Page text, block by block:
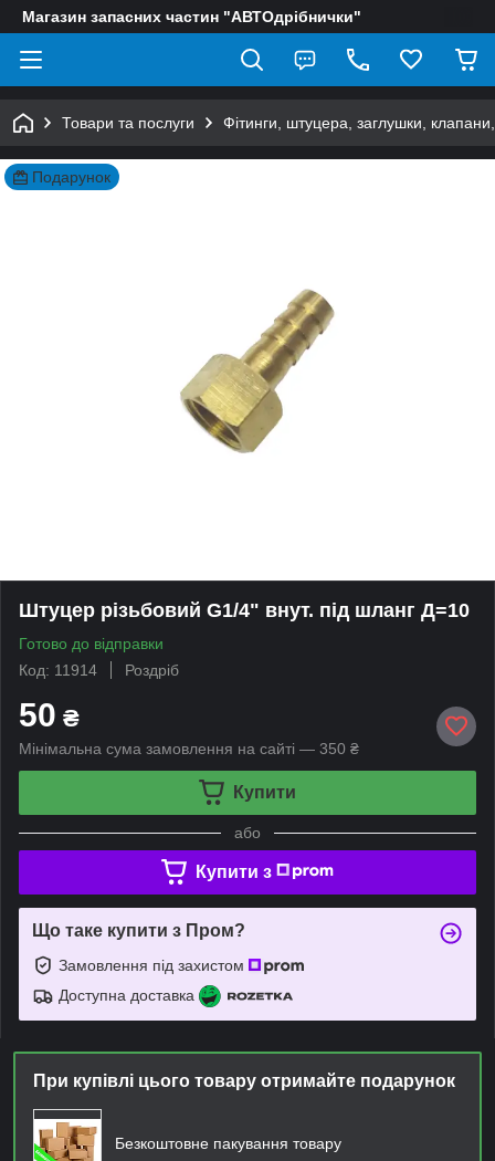
Магазин запасних частин "АВТОдрібнички"
Товари та послуги Фітинги, штуцера, заглушки,
Подарунок
Штуцер різьбовий G1/4" внут. під шланг Д=10
Готово до відправки
Код: 11914
Роздріб
50 ₴
Мінімальна сума замовлення на сайті — 350 ₴
Купити
або
Купити з
Що таке купити з Пром?
Замовлення під захистом
Доступна доставка
При купівлі цього товару отримайте подарунок
Безкоштовне пакування товару